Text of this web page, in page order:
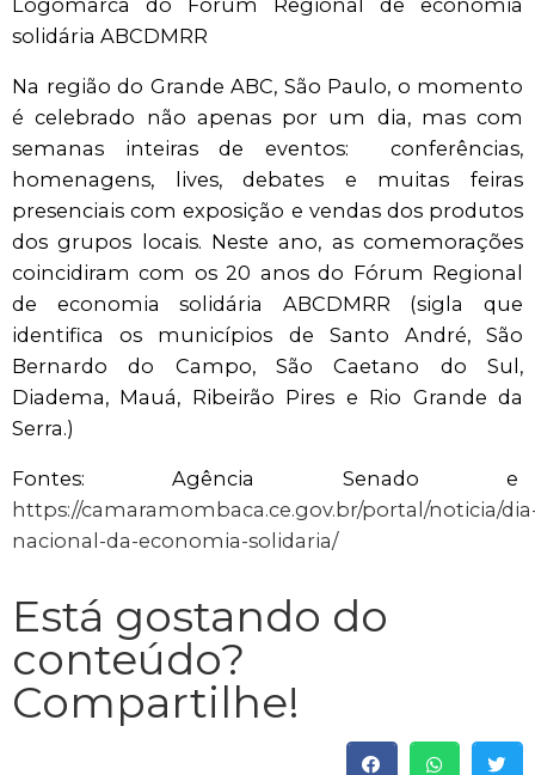
solidária ABCDMRR
Na região do Grande ABC, São Paulo, o momento
é celebrado não apenas por um dia, mas com
semanas inteiras de eventos: conferências,
homenagens, lives, debates e muitas feiras
presenciais com exposição e vendas dos produtos
dos grupos locais. Neste ano, as comemorações
coincidiram com os 20 anos do Fórum Regional
de economia solidária ABCDMRR (sigla que
identifica os municípios de Santo André, São
Bernardo do Campo, São Caetano do Sul,
Diadema, Mauá, Ribeirão Pires e Rio Grande da
Serra.)
Fontes: Agência Senado e
https://camaramombaca.ce.gov.br/portal/noticia/
nacional-da-economia-solidaria/
Está gostando do
conteúdo?
Compartilhe!